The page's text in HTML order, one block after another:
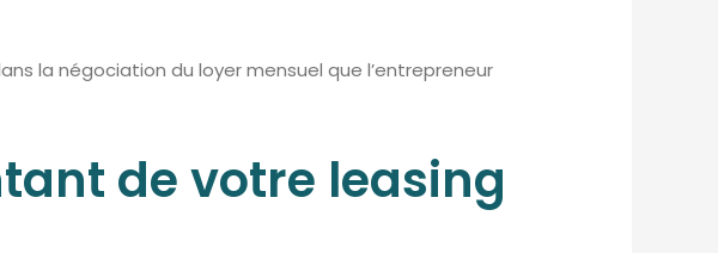
la négociation du loyer mensuel que l’entrepreneur
de votre leasing